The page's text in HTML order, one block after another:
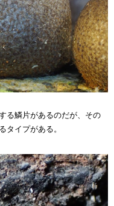
る鱗片があるのだが、その
タイプがある。